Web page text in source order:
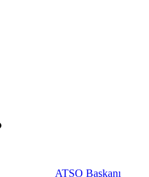
ATSO Başkanı